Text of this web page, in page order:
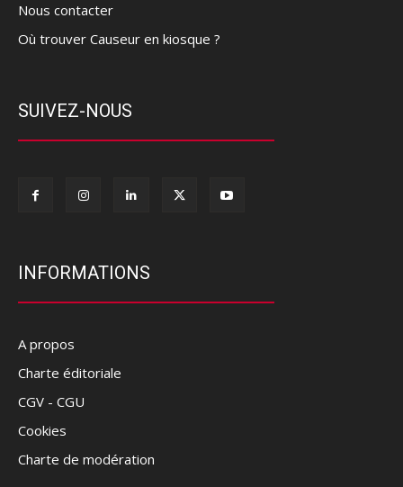
Nous contacter
Où trouver Causeur en kiosque ?
SUIVEZ-NOUS
INFORMATIONS
A propos
Charte éditoriale
CGV - CGU
Cookies
Charte de modération